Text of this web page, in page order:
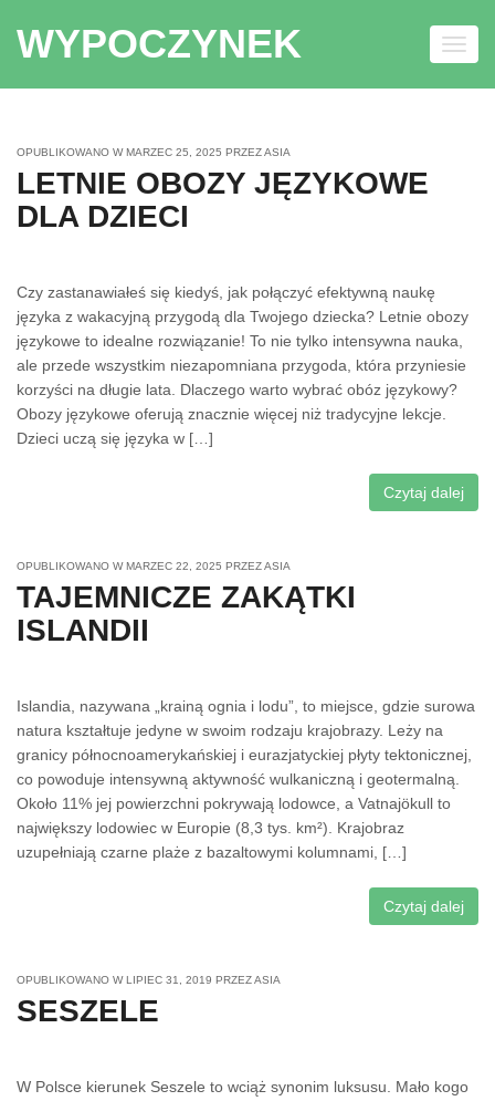
WYPOCZYNEK
OPUBLIKOWANO WMARZEC 25, 2025 PRZEZASIA
LETNIE OBOZY JĘZYKOWE
DLA DZIECI
Czy zastanawiałeś się kiedyś, jak połączyć efektywną naukę
języka z wakacyjną przygodą dla Twojego dziecka? Letnie obozy
językowe to idealne rozwiązanie! To nie tylko intensywna nauka,
ale przede wszystkim niezapomniana przygoda, która przyniesie
korzyści na długie lata. Dlaczego warto wybrać obóz językowy?
Obozy językowe oferują znacznie więcej niż tradycyjne lekcje.
Dzieci uczą się języka w […]
Czytaj dalej
OPUBLIKOWANO WMARZEC 22, 2025 PRZEZASIA
TAJEMNICZE ZAKĄTKI
ISLANDII
Islandia, nazywana „krainą ognia i lodu”, to miejsce, gdzie surowa
natura kształtuje jedyne w swoim rodzaju krajobrazy. Leży na
granicy północnoamerykańskiej i eurazjatyckiej płyty tektonicznej,
co powoduje intensywną aktywność wulkaniczną i geotermalną.
Około 11% jej powierzchni pokrywają lodowce, a Vatnajökull to
największy lodowiec w Europie (8,3 tys. km²). Krajobraz
uzupełniają czarne plaże z bazaltowymi kolumnami, […]
Czytaj dalej
OPUBLIKOWANO WLIPIEC 31, 2019 PRZEZASIA
SESZELE
W Polsce kierunek Seszele to wciąż synonim luksusu. Mało kogo